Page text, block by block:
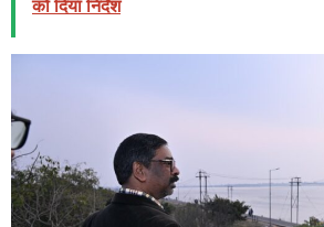
को दिया निर्देश